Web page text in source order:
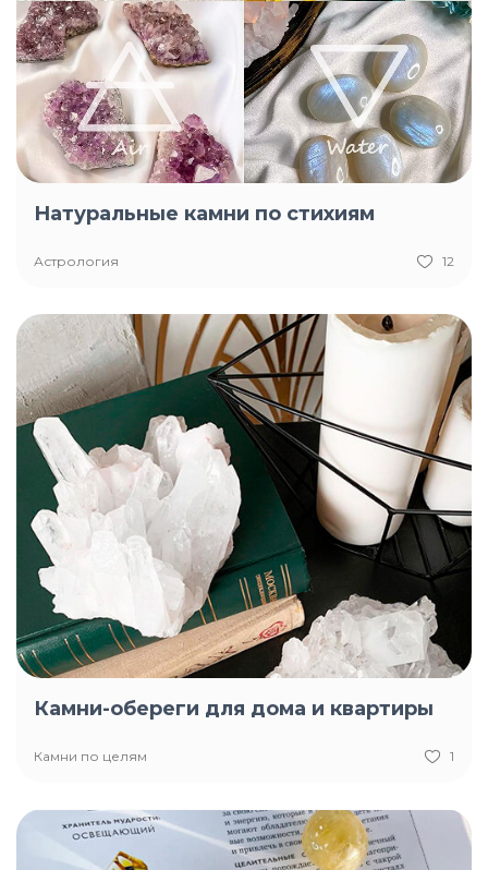
Натуральные камни по стихиям
Астрология 12
Камни-обереги для дома и квартиры
Камни по целям 1